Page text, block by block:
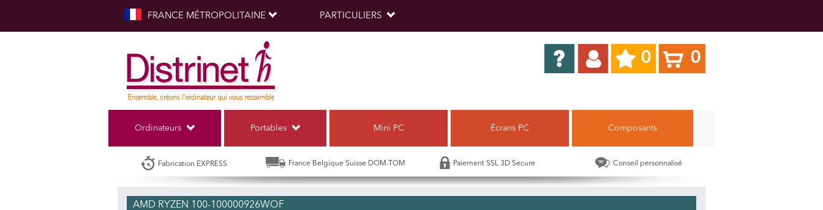
FRANCE MÉTROPOLITAINE PARTICULIERS
0 0
Ordinateurs Portables Mini PC Écrans PC Composants
Fabrication EXPRESS France Belgique Suisse DOM-TOM Paiement SSL 3D Secure Conseil personnalisé
AMD RYZEN 100-100000926WOF